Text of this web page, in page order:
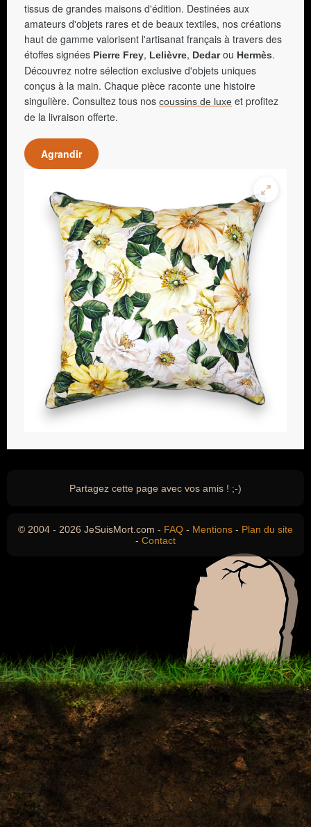
tissus de grandes maisons d'édition. Destinées aux
amateurs d'objets rares et de beaux textiles, nos créations
haut de gamme valorisent l'artisanat français à travers des
étoffes signées Pierre Frey, Lelièvre, Dedarou Hermès.
Découvrez notre sélection exclusive d'objets uniques
conçus à la main. Chaque pièce raconte une histoire
singulière. Consultez tous nos coussins de luxe et profitez
de la livraison offerte.
Agrandir
Partagez cette page avec vos amis ! ;-)
© 2004 - 2026 JeSuisMort.com - FAQ - Mentions - Plan du site
- Contact